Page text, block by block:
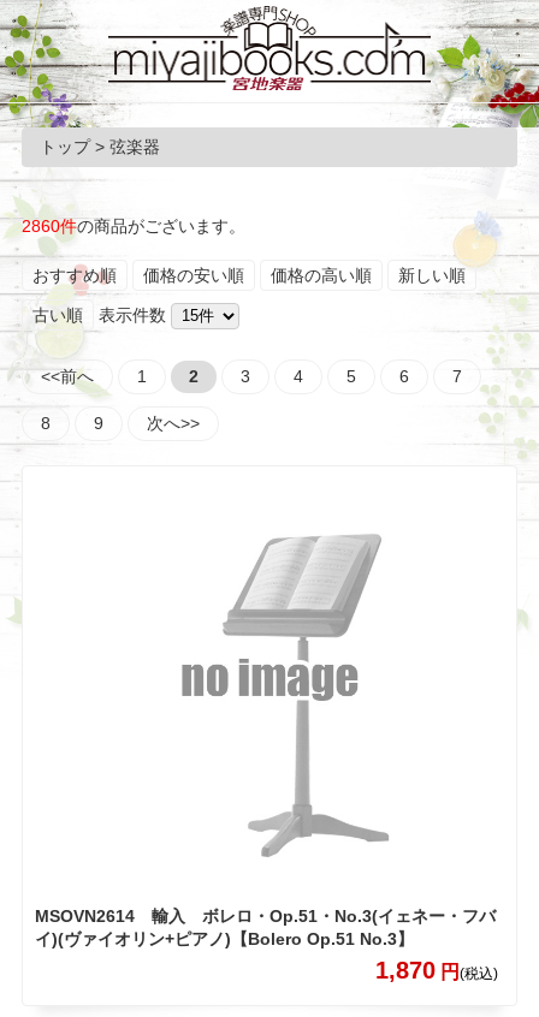
トップ> 弦楽器
2860件の商品がございます。
おすすめ順 価格の安い順 価格の高い順 新しい順
古い順 表示件数
<<前へ 1 2 3 4 5 6 7
8 9 次へ>>
MSOVN2614 輸入 ボレロ・Op.51・No.3(イェネー・フバ
イ)(ヴァイオリン+ピアノ)【Bolero Op.51 No.3】
1,870 円(税込)